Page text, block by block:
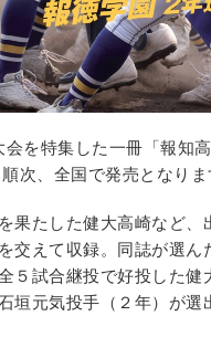
を特集した一冊「報知
次、全国で発売となりま
果たした健大高崎など
交えて収録。同誌が選ん
５試合継投で好投した健
垣元気投手（２年）が選